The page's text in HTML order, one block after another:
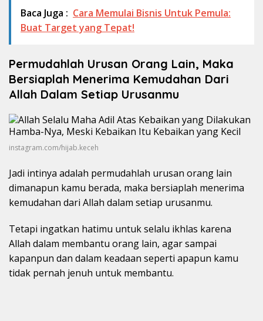
Baca Juga : Cara Memulai Bisnis Untuk Pemula:
Buat Target yang Tepat!
Permudahlah Urusan Orang Lain, Maka
Bersiaplah Menerima Kemudahan Dari
Allah Dalam Setiap Urusanmu
instagram.com/hijab.keceh
Jadi intinya adalah permudahlah urusan orang lain
dimanapun kamu berada, maka bersiaplah menerima
kemudahan dari Allah dalam setiap urusanmu.
Tetapi ingatkan hatimu untuk selalu ikhlas karena
Allah dalam membantu orang lain, agar sampai
kapanpun dan dalam keadaan seperti apapun kamu
tidak pernah jenuh untuk membantu.